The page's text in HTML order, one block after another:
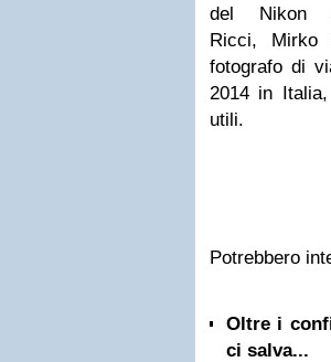
del Nikon
Ricci, Mirko
fotografo di
2014 in
utili.
Potrebbero
Oltre i
ci salva...